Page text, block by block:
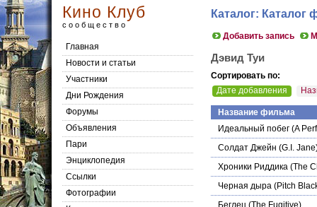
Кино Клуб
сообщество
Главная
Новости и статьи
Участники
Дни Рождения
Форумы
Объявления
Пари
Энциклопедия
Cсылки
Фотографии
Каталог:
Добавить запись
Дэвид Туи
Сортировать по:
Дате добавления
Название фильма
Идеальный побег (A
Солдат Джейн (G.I.
Хроники Риддика (The
Черная дыра (Pitch
Беглец (The Fugitive)